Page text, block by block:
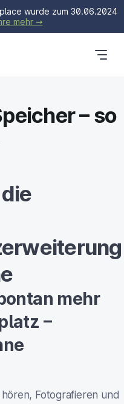
wurde zum 30.06.2024
mehr ➞
– so
mehr
–
Fotografieren und